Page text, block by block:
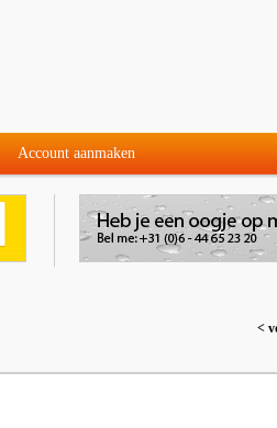
Account aanmaken
<